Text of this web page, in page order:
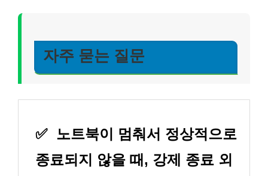
자주 묻는 질문
✅ 노트북이 멈춰서 정상적으로
종료되지 않을 때, 강제 종료 외